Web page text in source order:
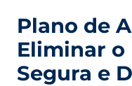
Plano de
Eliminar o
Segura e